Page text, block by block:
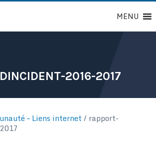
MENU
2016-2017
– Liens internet / rapport-